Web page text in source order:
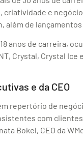
e
além de
anos de carreira,
Crystal, Crystal
e da CEO
repertório de
com
Bokel, CEO da